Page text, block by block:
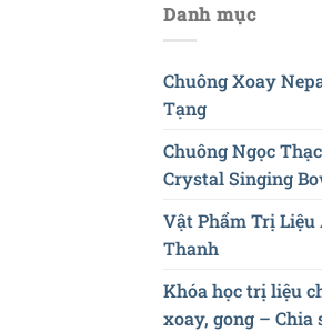
Danh mục
Chuông Xoay
Tạng
Chuông Ngọc
Crystal Singing
Vật Phẩm Trị Liệu
Thanh
Khóa học trị liệu
xoay, gong – Chia